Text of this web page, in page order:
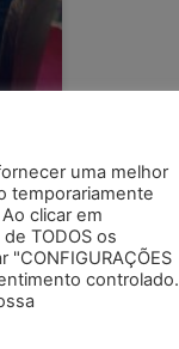
uma melhor
temporariamente
clicar em
TODOS os
controlado.